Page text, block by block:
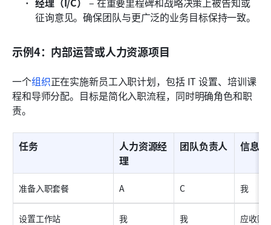
征询意见。确保团队与更广泛的业务目标保持一致。
示例4：内部运营或人力资源项目
一个组织正在实施新员工入职计划，包括 IT 设置、培训课
程和导师分配。目标是简化入职流程，同时明确角色和职
责。
任务
人力资源经
理
团队负责人 信息
准备入职套餐 A C 我
设置工作站 我 我 应收账